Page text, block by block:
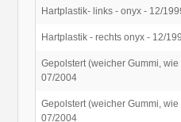
Hartplastik- links - onyx - 12/
Hartplastik - rechts onyx - 12/
Gepolstert (weicher Gummi,
07/2004
Gepolstert (weicher Gummi,
07/2004